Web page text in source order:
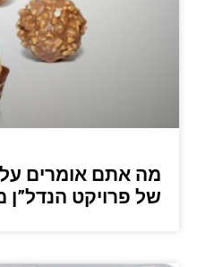
מה אתם אומרים על
של פרויקט